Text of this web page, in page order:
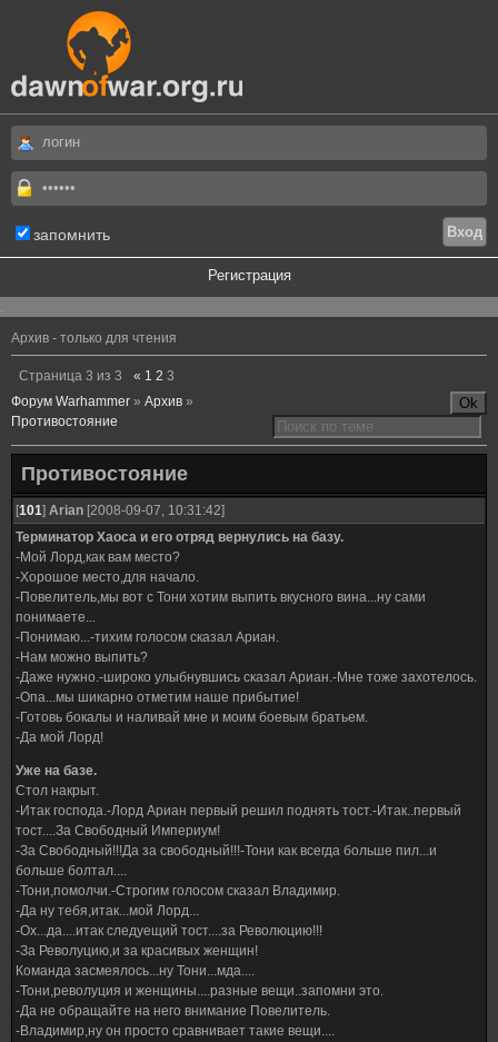
запомнить
Регистрация
.
Архив - только для чтения
Страница 3 из 3 « 1 2 3
Форум Warhammer » Архив »
Противостояние
Противостояние
[101] Arian [2008-09-07, 10:31:42]
Терминатор Хаоса и его отряд вернулись на базу.
-Мой Лорд,как вам место?
-Хорошое место,для начало.
-Повелитель,мы вот с Тони хотим выпить вкусного вина...ну сами
понимаете...
-Понимаю...-тихим голосом сказал Ариан.
-Нам можно выпить?
-Даже нужно.-широко улыбнувшись сказал Ариан.-Мне тоже захотелось.
-Опа...мы шикарно отметим наше прибытие!
-Готовь бокалы и наливай мне и моим боевым братьем.
-Да мой Лорд!
Уже на базе.
Стол накрыт.
-Итак господа.-Лорд Ариан первый решил поднять тост.-Итак..первый
тост....За Свободный Империум!
-За Свободный!!!Да за свободный!!!-Тони как всегда больше пил...и
больше болтал....
-Тони,помолчи.-Строгим голосом сказал Владимир.
-Да ну тебя,итак...мой Лорд...
-Ох...да....итак следуещий тост....за Революцию!!!
-За Револуцию,и за красивых женщин!
Команда засмеялось...ну Тони...мда....
-Тони,револуция и женщины....разные вещи..запомни это.
-Да не обращайте на него внимание Повелитель.
-Владимир,ну он просто сравнивает такие вещи....